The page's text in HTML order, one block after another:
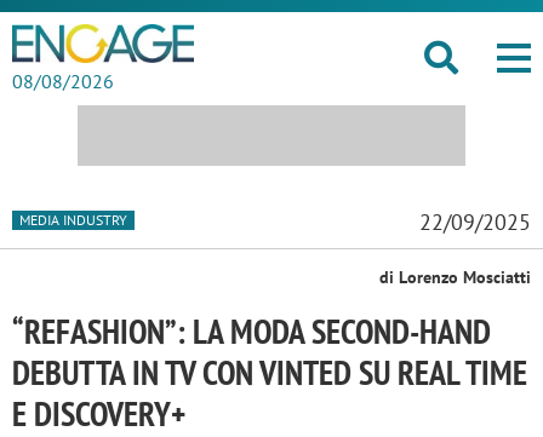
08/08/2026
MEDIA INDUSTRY 22/09/2025
di Lorenzo Mosciatti
“REFASHION”: LA MODA SECOND-HAND
DEBUTTA IN TV CON VINTED SU REAL TIME
E DISCOVERY+